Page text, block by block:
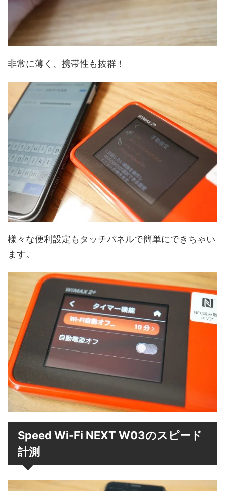
非常に薄く、携帯性も抜群！
様々な便利設定もタッチパネルで簡単にできちゃい
ます。
Speed Wi-Fi NEXT W03のスピード
計測